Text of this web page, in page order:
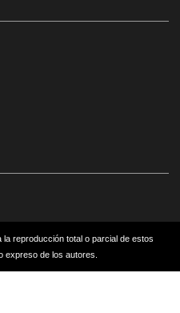
reproducción total o parcial de estos
expreso de los autores.